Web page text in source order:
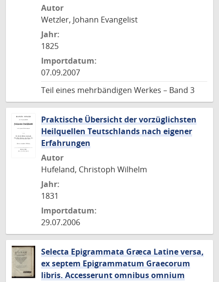
Autor
Wetzler, Johann Evangelist
Jahr:
1825
Importdatum:
07.09.2007
Teil eines mehrbändigen Werkes – Band 3
Praktische Übersicht der vorzüglichsten
Heilquellen Teutschlands nach eigener
Erfahrungen
Autor
Hufeland, Christoph Wilhelm
Jahr:
1831
Importdatum:
29.07.2006
Selecta Epigrammata Græca Latine versa,
ex septem Epigrammatum Graecorum
libris. Accesserunt omnibus omnium